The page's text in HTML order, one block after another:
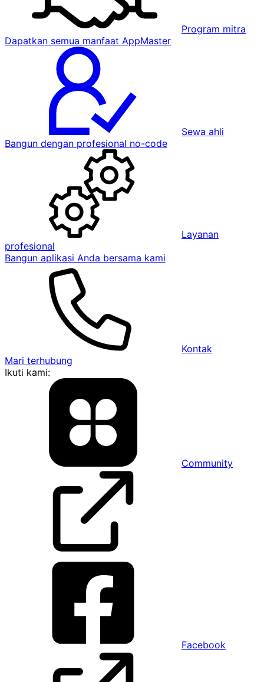
Program mitra
Dapatkan semua manfaat AppMaster
Sewa ahli
Bangun dengan profesional no-code
Layanan
profesional
Bangun aplikasi Anda bersama kami
Kontak
Mari terhubung
Ikuti kami:
Community
Facebook